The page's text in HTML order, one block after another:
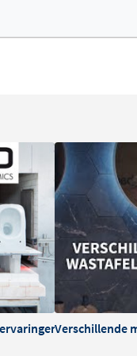
Verschillende